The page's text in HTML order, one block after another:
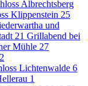
Albrechtsberg
Klippenstein 25
und
21 Grillabend bei
Mühle 27
Lichtenwalde 6
1